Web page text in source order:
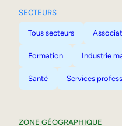
SECTEURS
Tous secteurs
Formation Industrie
Santé Services
ZONE GÉOGRAPHIQUE